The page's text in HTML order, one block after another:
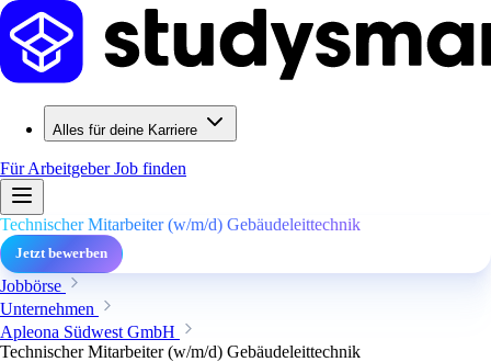
Alles für deine Karriere
Für ArbeitgeberJob finden
Technischer Mitarbeiter (w/m/d) Gebäudeleittechnik
Jetzt bewerben
Jobbörse
Unternehmen
Apleona Südwest GmbH
Technischer Mitarbeiter (w/m/d) Gebäudeleittechnik